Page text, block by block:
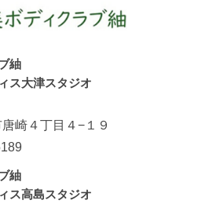
紬
ス大津スタジオ
崎４丁目４−１９
紬
ス高島スタジオ